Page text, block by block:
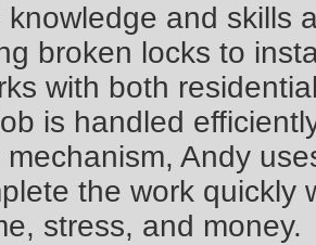
knowledge and skills
broken locks to
with both
is handled
mechanism, Andy
the work
stress, and money.